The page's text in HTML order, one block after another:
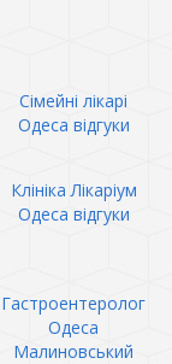
Сімейні лікарі
Одеса відгуки
Клініка Лікаріум
Одеса відгуки
Гастроентеролог
Одеса
Малиновський